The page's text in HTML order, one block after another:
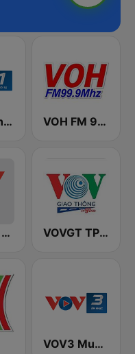
VOV1 - Thời sự VOH FM 99.9
VOV2 FM 96.5 VOVGT TP Hồ Chí Minh
VOV3 Music